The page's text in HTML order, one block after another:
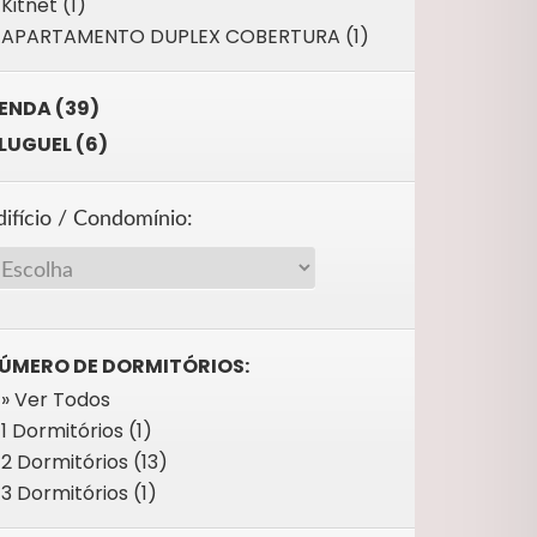
APARTAMENTO DUPLEX COBERTURA (1)
(39)
(6)
/ Condomínio:
DE DORMITÓRIOS:
» Ver Todos
1 Dormitórios (1)
2 Dormitórios (13)
3 Dormitórios (1)